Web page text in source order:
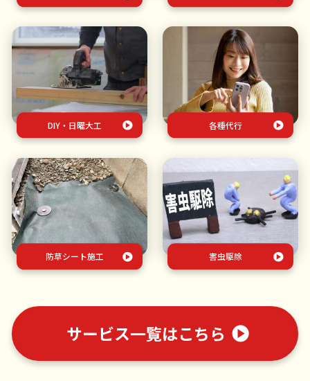
DIY・日曜大工 各種代行
防草シート施工 害虫駆除
サービス一覧はこちら